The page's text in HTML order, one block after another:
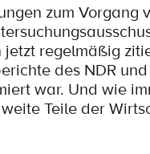
zum Vorgang
regelmäßig
des NDR
war. Und wie
Teile der